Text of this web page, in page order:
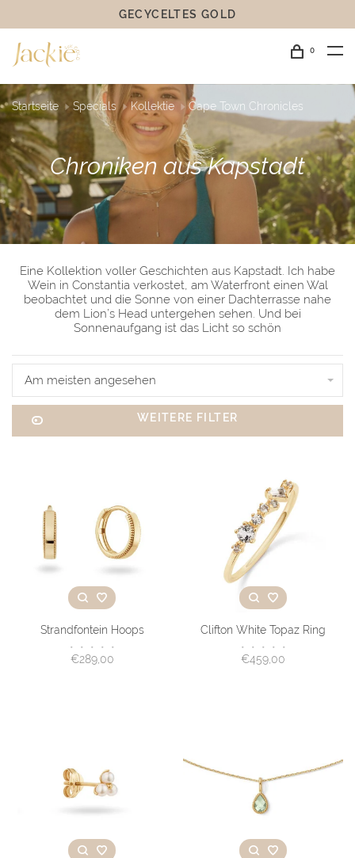
GECYCELTES GOLD
0
Startseite Specials Kollektie Cape Town Chronicles
Chroniken aus Kapstadt
Eine Kollektion voller Geschichten aus Kapstadt. Ich habe
Wein in Constantia verkostet, am Waterfront einen Wal
beobachtet und die Sonne von einer Dachterrasse nahe
dem Lion’s Head untergehen sehen. Und bei
Sonnenaufgang ist das Licht so schön
Am meisten angesehen
WEITERE FILTER
Strandfontein Hoops
• • • • •
€289,00
Clifton White Topaz Ring
• • • • •
€459,00